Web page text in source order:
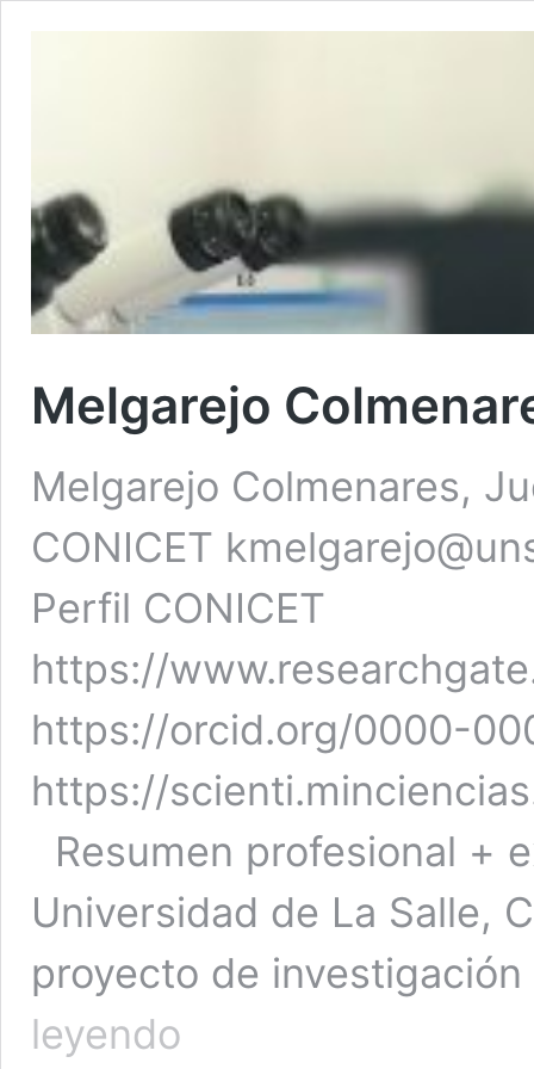
Melgarejo
Melgarejo Colmenares,
CONICET
Perfil CONICET
https://
https://orcid.org/0000-
https://
Resumen profesional +
Universidad de La Salle,
proyecto de
leyendo